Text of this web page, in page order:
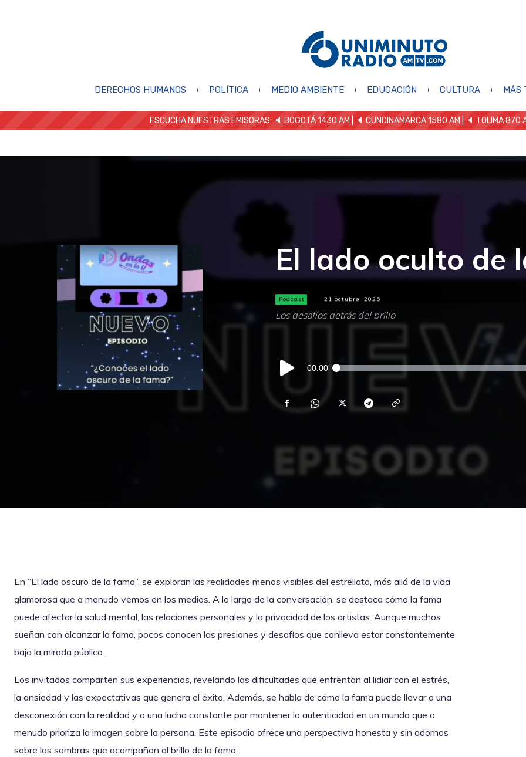
DERECHOS HUMANOS POLÍTICA MEDIO AMBIENTE EDUCACIÓN CULTURA MÁS
ESCUCHA NUESTRAS EMISORAS: 🔈 BOGOTÁ 1430 AM | 🔈 CUNDINAMARCA 1580 AM | 🔈 TOLIMA 870
El lado oculto de
Podcast 21 octubre, 2025
Los desafíos detrás del brillo
Reproductor
de
audio
00:00
En “El lado oscuro de la fama”, se exploran las realidades menos visibles del estrellato, más allá de la vida
glamorosa que a menudo vemos en los medios. A lo largo de la conversación, se destaca cómo la fama
puede afectar la salud mental, las relaciones personales y la privacidad de los artistas. Aunque muchos
sueñan con alcanzar la fama, pocos conocen las presiones y desafíos que conlleva estar constantemente
bajo la mirada pública.
Los invitados comparten sus experiencias, revelando las dificultades que enfrentan al lidiar con el estrés,
la ansiedad y las expectativas que genera el éxito. Además, se habla de cómo la fama puede llevar a una
desconexión con la realidad y a una lucha constante por mantener la autenticidad en un mundo que a
menudo prioriza la imagen sobre la persona. Este episodio ofrece una perspectiva honesta y sin adornos
sobre las sombras que acompañan al brillo de la fama.